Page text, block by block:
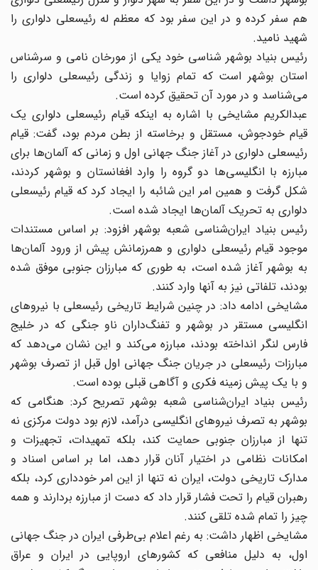
هم سفر کرده و در این سفر بود که معظم له رئیسعلی دلواری را
شهید نامید.
رئیس بنیاد بوشهر شناسی خود یکی از مورخان نامی و سرشناس
استان بوشهر است که تمام زوایا و زندگی رئیسعلی دلواری را
می‌‌شناسد و در مورد آن تحقیق کرده است.
عبدالکریم مشایخی با اشاره به اینکه قیام رئیسعلی دلواری یک
قیام خودجوش، مستقل و برخاسته از بطن مردم بود، گفت: قیام
رئیسعلی دلواری در آغاز جنگ جهانی اول و زمانی که آلمان‌ها برای
مبارزه با انگلیسی‌ها دو گروه را وارد افغانستان و بوشهر کردند،
شکل گرفت و همین امر این شائبه را ایجاد کرد که قیام رئیسعلی
دلواری به تحریک آلمان‌ها ایجاد شده است.
رئیس بنیاد ایران‌شناسی شعبه بوشهر افزود: بر اساس مستندات
موجود قیام رئیسعلی دلواری و همرزمانش پیش از ورود آلمان‌ها
به بوشهر آغاز شده است، به طوری‌ که مبارزان جنوبی موفق شده
بودند، تلفاتی نیز به آنها وارد کنند.
مشایخی ادامه داد: در چنین شرایط تاریخی رئیسعلی با نیروهای
انگلیسی مستقر در بوشهر و تفنگ‌داران ناو جنگی که در خلیج
فارس لنگر انداخته بودند، مبارزه می‌کند و این نشان می‌دهد که
مبارزات رئیسعلی در جریان جنگ جهانی اول قبل از تصرف بوشهر
و با یک پیش‌ زمینه فکری و آگاهی قبلی بوده است.
رئیس بنیاد ایران‌شناسی شعبه بوشهر تصریح کرد: هنگامی که
بوشهر به تصرف نیروهای انگلیسی درآمد، لازم بود دولت مرکزی نه
تنها از مبارزان جنوبی حمایت کند، بلکه تمهیدات، تجهیزات و
امکانات نظامی در اختیار آنان قرار دهد، اما بر اساس اسناد و
مدارک تاریخی دولت، ایران نه‌ تنها از این امر خودداری کرد، بلکه
رهبران قیام را تحت فشار قرار داد که دست از مبارزه بردارند و همه
چیز را تمام شده تلقی کنند.
مشایخی اظهار داشت: به رغم اعلام بی‌طرفی ایران در جنگ جهانی
اول، به دلیل منافعی که کشورهای اروپایی در ایران و عراق